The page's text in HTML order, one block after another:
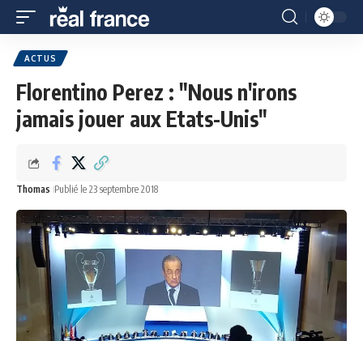
ACTUS
Florentino Perez : "Nous n'irons
jamais jouer aux Etats-Unis"
Thomas Publié le 23 septembre 2018